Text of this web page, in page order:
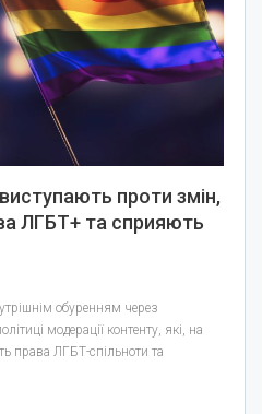
проти змін,
ЛГБТ+ та сприяють
обуренням через
модерації контенту, які, на
права ЛГБТ-спільноти та